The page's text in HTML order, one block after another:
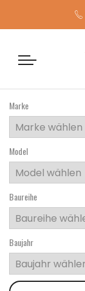
Marke
Model
Baureihe
Baujahr